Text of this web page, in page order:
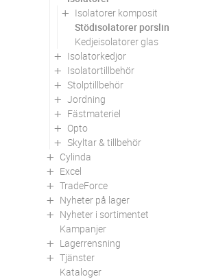
Isolatorer komposit
Stödisolatorer porslin
Kedjeisolatorer glas
Isolatorkedjor
Isolatortillbehör
Stolptillbehör
Jordning
Fästmateriel
Opto
Skyltar & tillbehör
Cylinda
Excel
TradeForce
Nyheter på lager
Nyheter i sortimentet
Kampanjer
Lagerrensning
Tjänster
Kataloger